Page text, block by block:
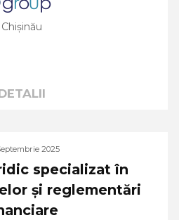
Chișinău
2025
specializat în
și reglementări